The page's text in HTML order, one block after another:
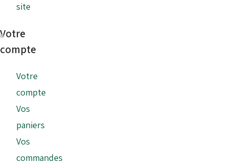
site
Votre
compte
Votre
compte
Vos
paniers
Vos
commandes